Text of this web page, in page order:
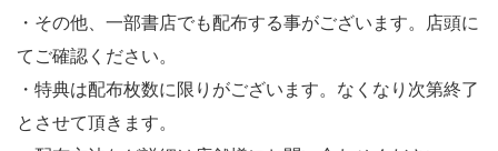
・その他、一部書店でも配布する事がございます。店頭に
てご確認ください。
・特典は配布枚数に限りがございます。なくなり次第終了
とさせて頂きます。